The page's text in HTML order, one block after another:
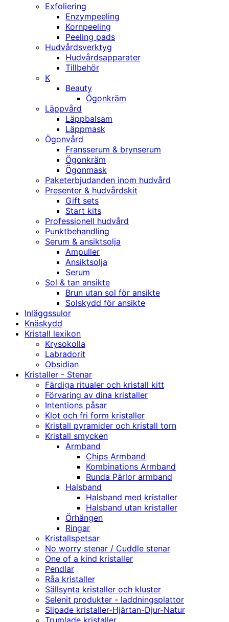
Exfoliering
Enzympeeling
Kornpeeling
Peeling pads
Hudvårdsverktyg
Hudvårdsapparater
Tillbehör
K
Beauty
Ögonkräm
Läppvård
Läppbalsam
Läppmask
Ögonvård
Fransserum & brynserum
Ögonkräm
Ögonmask
Paketerbjudanden inom hudvård
Presenter & hudvårdskit
Gift sets
Start kits
Professionell hudvård
Punktbehandling
Serum & ansiktsolja
Ampuller
Ansiktsolja
Serum
Sol & tan ansikte
Brun utan sol för ansikte
Solskydd för ansikte
Inläggssulor
Knäskydd
Kristall lexikon
Krysokolla
Labradorit
Obsidian
Kristaller - Stenar
Färdiga ritualer och kristall kitt
Förvaring av dina kristaller
Intentions påsar
Klot och fri form kristaller
Kristall pyramider och kristall torn
Kristall smycken
Armband
Chips Armband
Kombinations Armband
Runda Pärlor armband
Halsband
Halsband med kristaller
Halsband utan kristaller
Örhängen
Ringar
Kristallspetsar
No worry stenar / Cuddle stenar
One of a kind kristaller
Pendlar
Råa kristaller
Sällsynta kristaller och kluster
Selenit produkter - laddningsplattor
Slipade kristaller-Hjärtan-Djur-Natur